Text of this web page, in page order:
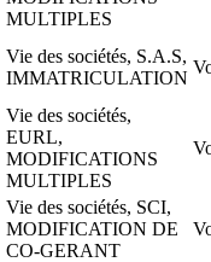
MULTIPLES
Vie des sociétés, S.A.S,
IMMATRICULATION
Vie des sociétés,
EURL,
MODIFICATIONS
MULTIPLES
Vie des sociétés, SCI,
MODIFICATION DE
CO-GERANT